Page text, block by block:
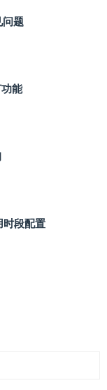
题
能
时段配置